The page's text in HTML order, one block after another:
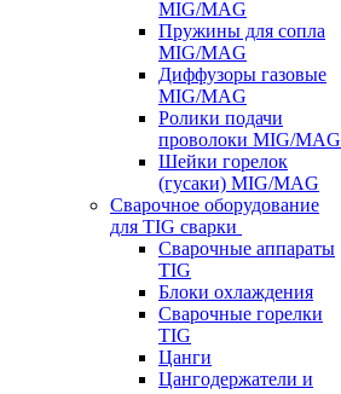
MIG/MAG
Пружины для сопла
MIG/MAG
Диффузоры газовые
MIG/MAG
Ролики подачи
проволоки MIG/MAG
Шейки горелок
(гусаки) MIG/MAG
Сварочное оборудование
для TIG сварки
Сварочные аппараты
TIG
Блоки охлаждения
Сварочные горелки
TIG
Цанги
Цангодержатели и